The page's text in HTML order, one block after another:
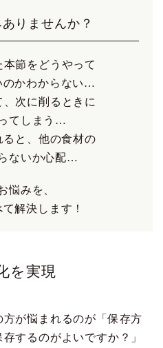
りませんか？
節をどうやって
のかわからない…
次に削るときに
てしまう…
ると、他の食材の
ないか心配…
悩みを、
解決します！
を実現
が悩まれるのが「保存方
するのがよいですか？」